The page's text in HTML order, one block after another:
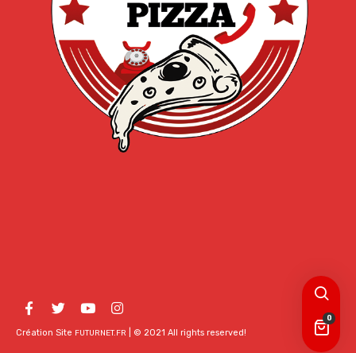
0
Création Site FUTURNET.FR | © 2021 All rights reserved!